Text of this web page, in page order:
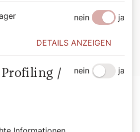
Besenstiel. Mit 365 Heiligen durchs
4
des Wiener Dom-Verlags.
nein ja
DETAILS ANZEIGEN
/
nein ja